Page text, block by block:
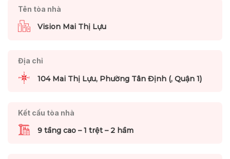
Tên tòa nhà
Vision Mai Thị Lựu
Địa chỉ
104 Mai Thị Lựu, Phường Tân Định (, Quận 1)
Kết cấu tòa nhà
9 tầng cao – 1 trệt – 2 hầm